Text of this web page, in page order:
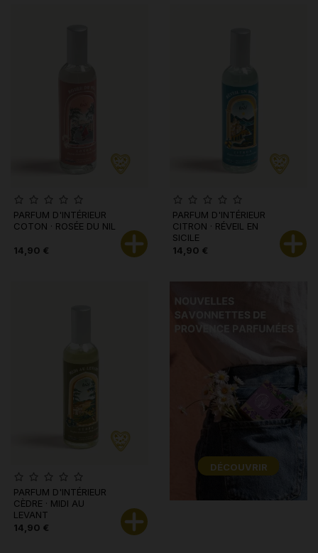
PARFUM D'INTÉRIEUR
COTON · ROSÉE DU NIL
14,90 €
PARFUM D'INTÉRIEUR
CITRON · RÉVEIL EN
SICILE
14,90 €
PARFUM D'INTÉRIEUR
CÈDRE · MIDI AU
LEVANT
14,90 €
DÉCOUVRIR